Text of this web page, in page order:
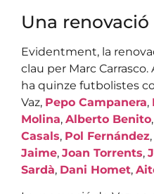
Una
Evidentment, la
clau per Marc
ha quinze futbolistes
Vaz, Pepo Campanera,
Molina, Alberto Benito,
Casals, Pol Fernández,
Jaime, Joan Torrents,
Sardà, Dani Homet,